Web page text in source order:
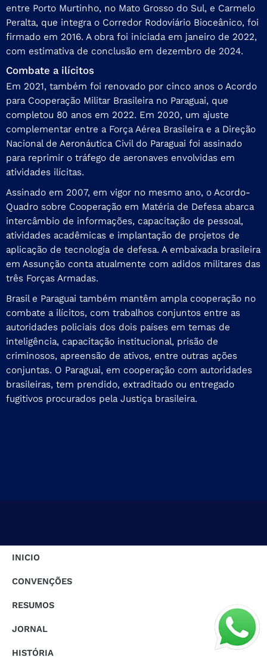
entre Porto Murtinho, no Mato Grosso do Sul, e Carmelo
Peralta, que integra o Corredor Rodoviário Bioceânico, foi
firmado em 2016. A obra foi iniciada em janeiro de 2022,
com estimativa de conclusão em dezembro de 2024.
Combate a ilícitos
Em 2021, também foi renovado por cinco anos o Acordo
para Cooperação Militar Brasileira no Paraguai, que
completou 80 anos em 2022. Em 2020, um ajuste
complementar entre a Força Aérea Brasileira e a Direção
Nacional de Aeronáutica Civil do Paraguai foi assinado
para reprimir o tráfego de aeronaves envolvidas em
atividades ilícitas.
Assinado em 2007, em vigor no mesmo ano, o Acordo-
Quadro sobre Cooperação em Matéria de Defesa abarca
intercâmbio de informações, capacitação de pessoal,
atividades acadêmicas e implantação de projetos de
aplicação de tecnologia de defesa. A embaixada brasileira
em Assunção conta atualmente com adidos militares das
três Forças Armadas.
Brasil e Paraguai também mantêm ampla cooperação no
combate a ilícitos, com trabalhos conjuntos entre as
autoridades policiais dos dois países em temas de
inteligência, capacitação institucional, prisão de
criminosos, apreensão de ativos, entre outras ações
conjuntas. O Paraguai, em cooperação com autoridades
brasileiras, tem prendido, extraditado ou entregado
fugitivos procurados pela Justiça brasileira.
INICIO
CONVENÇÕES
RESUMOS
JORNAL
HISTÓRIA